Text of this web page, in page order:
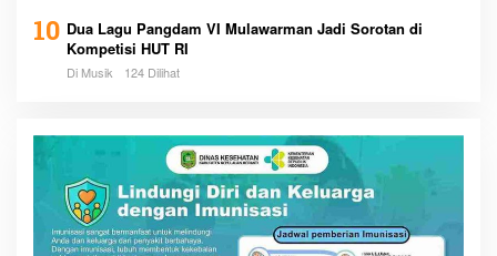
10 Dua Lagu Pangdam VI Mulawarman Jadi Sorotan di
Kompetisi HUT RI
Di Musik 124 Dilihat